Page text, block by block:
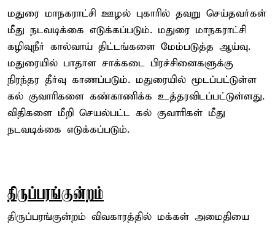
மதுரை மாநகராட்சி ஊழல் புகாரில் தவறு செய்தவர்கள்
மீது நடவடிக்கை எடுக்கப்படும். மதுரை மாநகராட்சி
கழிவுநீர் கால்வாய் திட்டங்களை மேம்படுத்த ஆய்வு.
மதுரையில் பாதாள சாக்கடை பிரச்சினைகளுக்கு
நிரந்தர தீர்வு காணப்படும். மதுரையில் மூடப்பட்டுள்ள
கல் குவாரிகளை கண்காணிக்க உத்தரவிடப்பட்டுள்ளது.
விதிகளை மீறி செயல்பட்ட கல் குவாரிகள் மீது
நடவடிக்கை எடுக்கப்படும்.
திருப்பரங்குன்றம்
திருப்பரங்குன்றம் விவகாரத்தில் மக்கள் அமைதியை